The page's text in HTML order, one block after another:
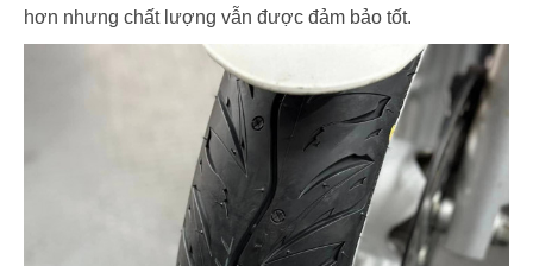
hơn nhưng chất lượng vẫn được đảm bảo tốt.